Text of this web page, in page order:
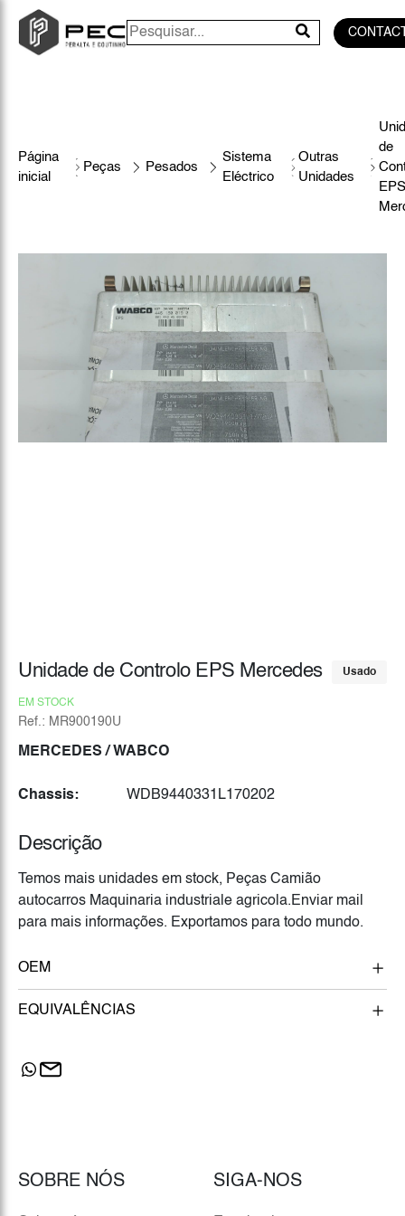
Página
inicial
Peças Pesados
Sistema
Eléctrico
Outras
Unidades
de
EPS
Usado
Unidade de Controlo EPS Mercedes
EM STOCK
Ref.: MR900190U
MERCEDES / WABCO
Chassis: WDB9440331L170202
Descrição
Temos mais unidades em stock, Peças Camião
autocarros Maquinaria industriale agricola.Enviar mail
para mais informações. Exportamos para todo mundo.
OEM
EQUIVALÊNCIAS
SOBRE NÓS SIGA-NOS